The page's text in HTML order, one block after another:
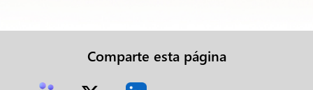
Comparte esta página